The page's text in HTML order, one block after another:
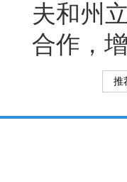
夫和州
合作，
推